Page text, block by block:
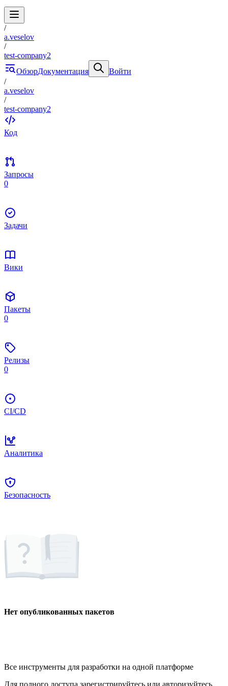
/
a.veselov
/
test-company2
ОбзорДокументация
Войти
/
a.veselov
/
test-company2
Код
Запросы
0
Задачи
Вики
Пакеты
0
Релизы
0
CI/CD
Аналитика
Безопасность
Нет опубликованных пакетов
Все инструменты для разработки на одной платформе
Для полного доступа зарегистрируйтесь или авторизуйтесь